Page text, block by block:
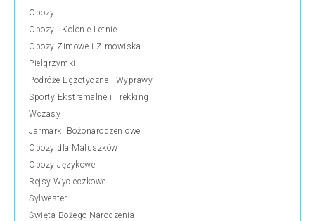
Obozy
Obozy i Kolonie Letnie
Obozy Zimowe i Zimowiska
Pielgrzymki
Podróże Egzotyczne i Wyprawy
Sporty Ekstremalne i Trekkingi
Wczasy
Jarmarki Bożonarodzeniowe
Obozy dla Maluszków
Obozy Językowe
Rejsy Wycieczkowe
Sylwester
Święta Bożego Narodzenia